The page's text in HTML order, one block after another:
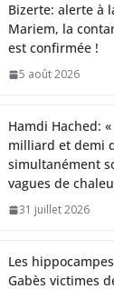
Bizerte: alerte à
Mariem, la
est confirmée !
5 août 2026
Hamdi Hached:
milliard et demi
simultanément
vagues de
31 juillet 2026
Les
Gabès victimes